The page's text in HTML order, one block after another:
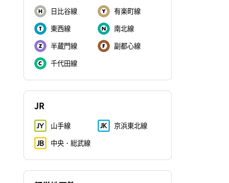
日比谷線
有楽町線
東西線
南北線
半蔵門線
副都心線
千代田線
JR
山手線
京浜東北線
中央・総武線